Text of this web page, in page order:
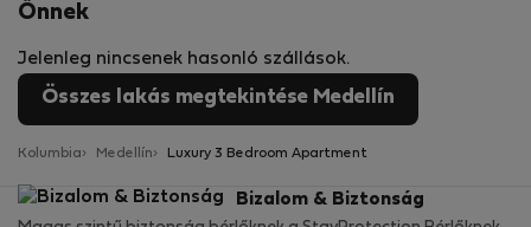
Önnek
Jelenleg nincsenek hasonló szállások.
Összes lakás megtekintése Medellín
Kolumbia Medellín Luxury 3 Bedroom Apartment
Bizalom & Biztonság